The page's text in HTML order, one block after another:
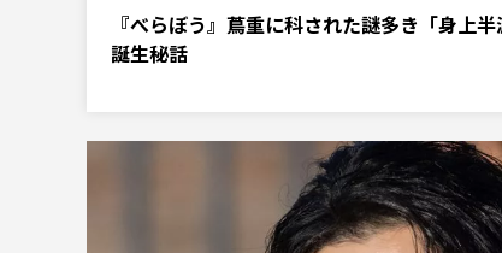
『べらぼう』蔦重に科された謎多き「身上
誕生秘話